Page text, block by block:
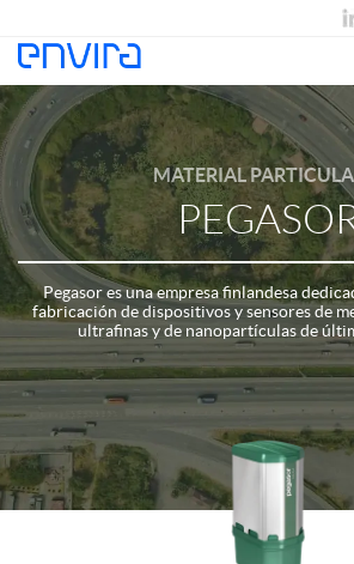
MATERIAL
Pegasor es una empresa finlandesa
fabricación de dispositivos y sensores de
ultrafinas y de nanopartículas de